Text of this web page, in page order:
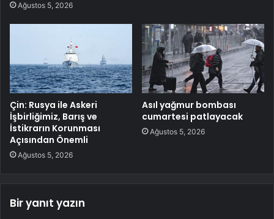
Ağustos 5, 2026
Çin: Rusya ile Askeri
İşbirliğimiz, Barış ve
İstikrarın Korunması
Açısından Önemli
Ağustos 5, 2026
Asıl yağmur bombası
cumartesi patlayacak
Ağustos 5, 2026
Bir yanıt yazın